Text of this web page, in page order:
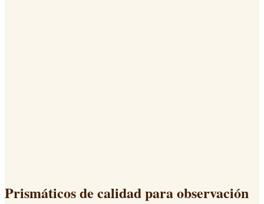
Prismáticos de calidad para observación